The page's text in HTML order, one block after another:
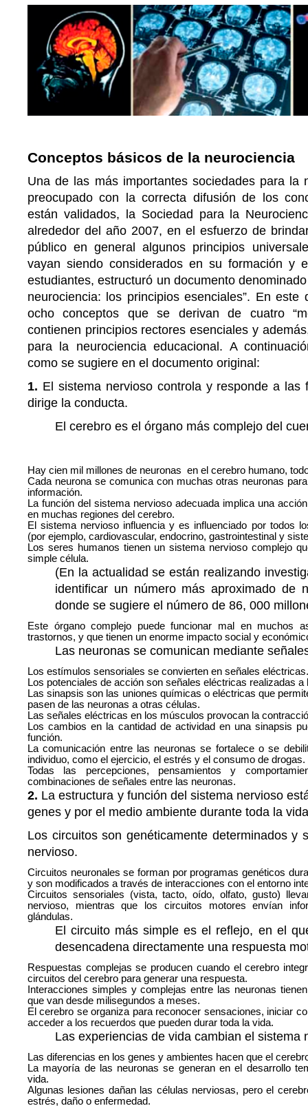
Conceptos básicos de la neurociencia
Una de las más importantes sociedades para la
preocupado con la correcta difusión de los
están validados, la Sociedad para la
alrededor del año 2007, en el esfuerzo de
público en general algunos principios
vayan siendo considerados en su formación y
estudiantes, estructuró un documento
neurociencia: los principios esenciales”. En este
ocho conceptos que se derivan de cuatro
contienen principios rectores esenciales y
para la neurociencia educacional. A
como se sugiere en el documento original:
1. El sistema nervioso controla y responde a las
dirige la conducta.
El cerebro es el órgano más complejo del
Hay cien mil millones de neuronas en el cerebro humano,
Cada neurona se comunica con muchas otras neuronas
información.
La función del sistema nervioso adecuada implica una
en muchas regiones del cerebro.
El sistema nervioso influencia y es influenciado por todos
(por ejemplo, cardiovascular, endocrino, gastrointestinal y
Los seres humanos tienen un sistema nervioso complejo
simple célula.
(En la actualidad se están realizando
identificar un número más aproximado de
donde se sugiere el número de 86, 000
Este órgano complejo puede funcionar mal en muchos
trastornos, y que tienen un enorme impacto social y
Las neuronas se comunican mediante
Los estímulos sensoriales se convierten en señales eléctricas.
Los potenciales de acción son señales eléctricas realizadas a
Las sinapsis son las uniones químicas o eléctricas que
pasen de las neuronas a otras células.
Las señales eléctricas en los músculos provocan la
Los cambios en la cantidad de actividad en una sinapsis
función.
La comunicación entre las neuronas se fortalece o se
individuo, como el ejercicio, el estrés y el consumo de drogas.
Todas las percepciones, pensamientos y
combinaciones de señales entre las neuronas.
2. La estructura y función del sistema nervioso
genes y por el medio ambiente durante toda la
Los circuitos son genéticamente determinados y
nervioso.
Circuitos neuronales se forman por programas genéticos
y son modificados a través de interacciones con el entorno
Circuitos sensoriales (vista, tacto, oído, olfato, gusto)
nervioso, mientras que los circuitos motores envían
glándulas.
El circuito más simple es el reflejo, en el
desencadena directamente una respuesta
Respuestas complejas se producen cuando el cerebro
circuitos del cerebro para generar una respuesta.
Interacciones simples y complejas entre las neuronas
que van desde milisegundos a meses.
El cerebro se organiza para reconocer sensaciones, iniciar
acceder a los recuerdos que pueden durar toda la vida.
Las experiencias de vida cambian el sistema
Las diferencias en los genes y ambientes hacen que el
La mayoría de las neuronas se generan en el desarrollo
vida.
Algunas lesiones dañan las células nerviosas, pero el
estrés, daño o enfermedad.